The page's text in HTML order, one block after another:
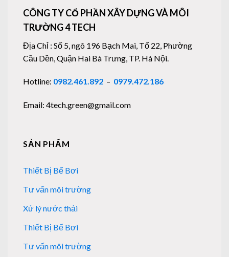
CÔNG TY CỔ PHẦN XÂY DỰNG VÀ MÔI
TRƯỜNG 4 TECH
Địa Chỉ : Số 5, ngõ 196 Bạch Mai, Tổ 22, Phường
Cầu Dền, Quận Hai Bà Trưng, TP. Hà Nội.
Hotline: 0982.461.892 – 0979.472.186
Email: 4tech.green@gmail.com
SẢN PHẨM
Thiết Bị Bể Bơi
Tư vấn môi trường
Xử lý nước thải
Thiết Bị Bể Bơi
Tư vấn môi trường